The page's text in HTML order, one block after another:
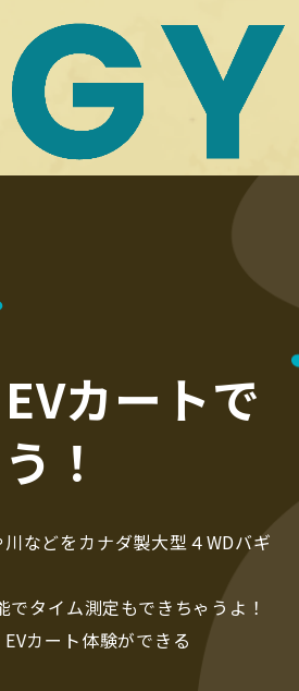
カートで
！
などをカナダ製大型４WDバギ
タイム測定もできちゃうよ！
カート体験ができる